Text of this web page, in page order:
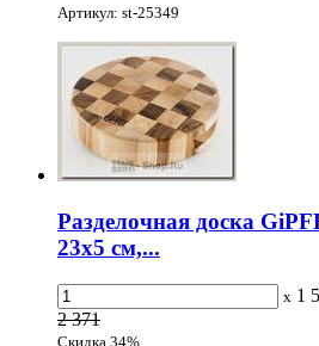
Артикул: st-25349
Разделочная доска
23х5 см,...
x 1
2 371
Скидка 34%